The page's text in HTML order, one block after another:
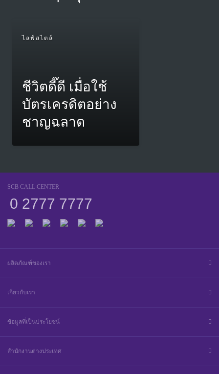
ไลฟ์สไตล์
ชีวิตดี๊ดี เมื่อใช้
บัตรเครดิตอย่าง
ชาญฉลาด
SCB CALL CENTER
0 2777 7777
ผลิตภัณฑ์ของเรา
เกี่ยวกับเรา
ข้อมูลที่เป็นประโยชน์
สำนักงานต่างประเทศ